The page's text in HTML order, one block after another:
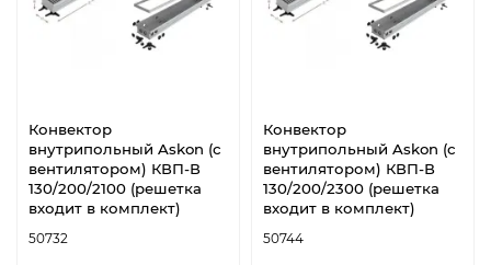
Конвектор
внутрипольный Askon (с
вентилятором) КВП-В
130/200/2100 (решетка
входит в комплект)
50732
Конвектор
внутрипольный Askon (с
вентилятором) КВП-В
130/200/2300 (решетка
входит в комплект)
50744